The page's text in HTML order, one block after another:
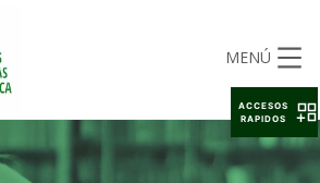
MENÚ
ACCESOS
RAPIDOS